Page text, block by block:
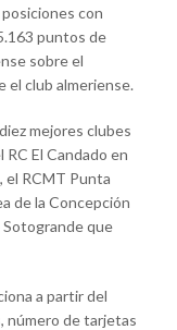
con
puntos de
sobre el
el club almeriense.
mejores clubes
El Candado en
el RCMT Punta
de la Concepción
Sotogrande que
a partir del
número de tarjetas